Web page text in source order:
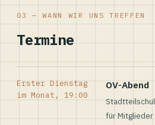
03 — WANN WIR UNS TREFFEN
Termine
Erster Dienstag
im Monat, 19:00
OV-Abend
für